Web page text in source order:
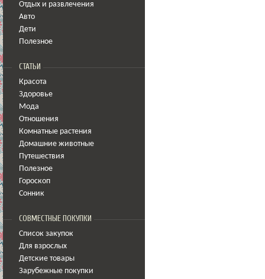
Отдых и развлечения
Авто
Дети
Полезное
СТАТЬИ
Красота
Здоровье
Мода
Отношения
Комнатные растения
Домашние животные
Путешествия
Полезное
Гороскоп
Сонник
СОВМЕСТНЫЕ ПОКУПКИ
Список закупок
Для взрослых
Детские товары
Зарубежные покупки